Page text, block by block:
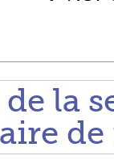
la
de